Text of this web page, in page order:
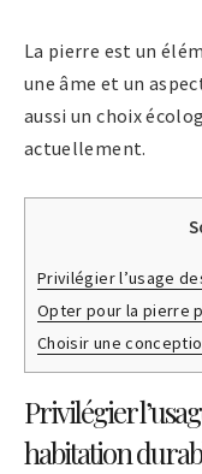
La pierre est un
une âme et un
aussi un choix
actuellement.
Privilégier l’usage
Opter pour la pierre
Choisir une
Privilégier
habitation